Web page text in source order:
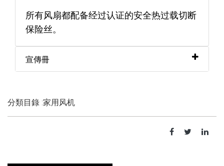
所有风扇都配备经过认证的安全热过载切断
保险丝。
宣傳冊
分類目錄 :家用风机